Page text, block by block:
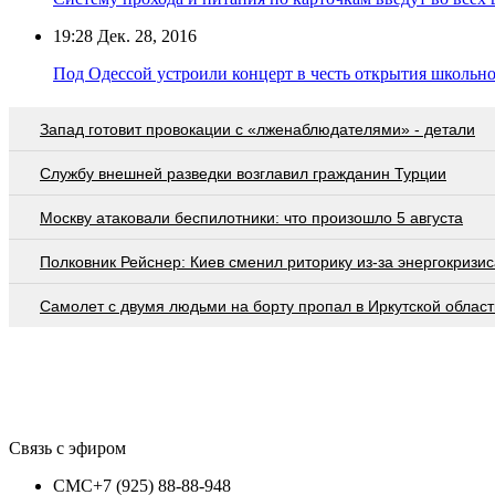
19:28 Дек. 28, 2016
Под Одессой устроили концерт в честь открытия
Запад готовит провокации с «лженаблюдателями» - детали
Службу внешней разведки возглавил гражданин Турции
Москву атаковали беспилотники: что произошло 5 августа
Полковник Рейснер: Киев сменил риторику из-за
Самолет с двумя людьми на борту пропал в Иркутской
Связь с эфиром
СМС+7 (925) 88-88-948